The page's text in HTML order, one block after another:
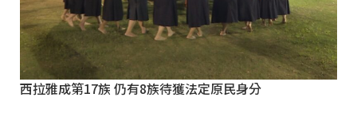
西拉雅成第17族 仍有8族待獲法定原民身分